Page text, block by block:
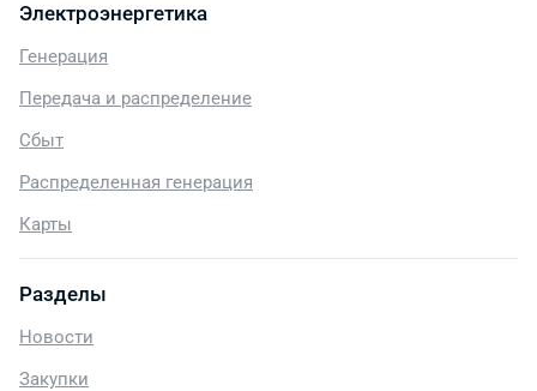
Электроэнергетика
Генерация
Передача и распределение
Сбыт
Распределенная генерация
Карты
Разделы
Новости
Закупки